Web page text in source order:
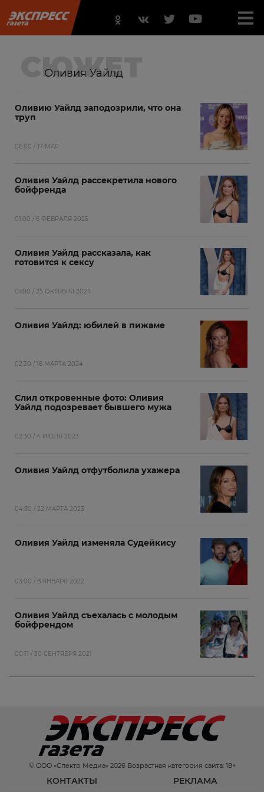
СЮЖЕТ
Оливия Уайлд
Оливию Уайлд заподозрили, что она
труп
06:00 / 17 МАЯ
Оливия Уайлд рассекретила нового
бойфренда
01:00 / 6 ФЕВРАЛЯ 2025
Оливия Уайлд рассказала, как
готовится к сексу
01:00 / 25 ОКТЯБРЯ 2024
Оливия Уайлд: юбилей в пижаме
02:30 / 16 МАРТА 2024
Слил откровенные фото: Оливия
Уайлд подозревает бывшего мужа
02:30 / 4 ИЮЛЯ 2023
Оливия Уайлд отфутболила ухажера
04:30 / 22 МАРТА 2023
Оливия Уайлд изменяла Судейкису
03:00 / 8 ЯНВАРЯ 2022
Оливия Уайлд съехалась с молодым
бойфрендом
00:11 / 30 СЕНТЯБРЯ 2021
© ООО «Спектр Медиа» 2026 Возрастная категория сайта: 18+
КОНТАКТЫ РЕКЛАМА